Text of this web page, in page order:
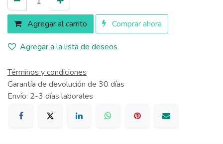
Agregar al carrito Comprar ahora
Agregar a la lista de deseos
Términos y condiciones
Garantía de devolución de 30 días
Envío: 2-3 días laborales